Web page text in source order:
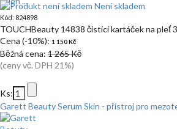
Není skladem
Kód: 824898
TOUCHBeauty 14838 čistící kartáček na pleť
Cena (-10%): 1 150 Kč
Běžná cena: 1 265 Kč
(ceny vč. DPH 21%)
Ks:
Garett Beauty Serum Skin - přístroj pro